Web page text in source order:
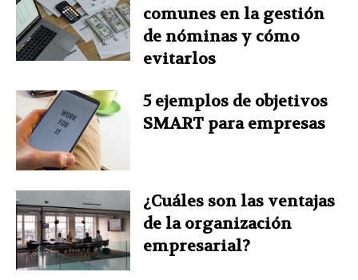
comunes en la gestión
de nóminas y cómo
evitarlos
5 ejemplos de objetivos
SMART para empresas
¿Cuáles son las ventajas
de la organización
empresarial?